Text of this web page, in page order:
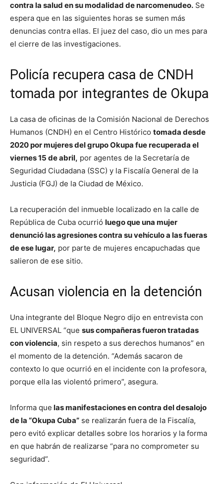
contra la salud en su modalidad de narcomenudeo. Se
espera que en las siguientes horas se sumen más
denuncias contra ellas. El juez del caso, dio un mes para
el cierre de las investigaciones.
Policía recupera casa de CNDH
tomada por integrantes de Okupa
La casa de oficinas de la Comisión Nacional de Derechos
Humanos (CNDH) en el Centro Histórico tomada desde
2020 por mujeres del grupo Okupa fue recuperada el
viernes 15 de abril, por agentes de la Secretaría de
Seguridad Ciudadana (SSC) y la Fiscalía General de la
Justicia (FGJ) de la Ciudad de México.
La recuperación del inmueble localizado en la calle de
República de Cuba ocurrió luego que una mujer
denunció las agresiones contra su vehículo a las fueras
de ese lugar, por parte de mujeres encapuchadas que
salieron de ese sitio.
Acusan violencia en la detención
Una integrante del Bloque Negro dijo en entrevista con
EL UNIVERSAL “que sus compañeras fueron tratadas
con violencia, sin respeto a sus derechos humanos” en
el momento de la detención. “Además sacaron de
contexto lo que ocurrió en el incidente con la profesora,
porque ella las violentó primero”, asegura.
Informa que las manifestaciones en contra del desalojo
de la “Okupa Cuba” se realizarán fuera de la Fiscalía,
pero evitó explicar detalles sobre los horarios y la forma
en que habrán de realizarse “para no comprometer su
seguridad”.